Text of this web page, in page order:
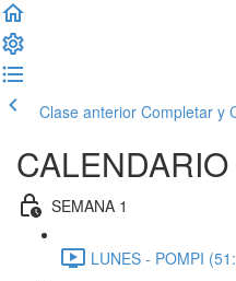
Clase anterior Completar y
SEMANA 1
LUNES - POMPI